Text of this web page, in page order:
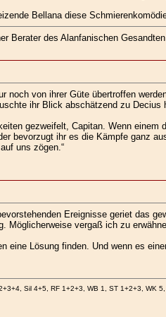
Bellana diese
Berater des Alanfanischen Gesandten
noch von ihrer Güte übertroffen
ihr Blick abschätzend zu
gezweifelt, Capitan. Wenn
bevorzugt ihr es die Kämpfe ganz
uns zögen.“
Ereignisse geriet das
vergaß ich zu
eine Lösung finden. Und wenn es
Sil 4+5, RF 1+2+3, WB 1, ST 1+2+3, WK